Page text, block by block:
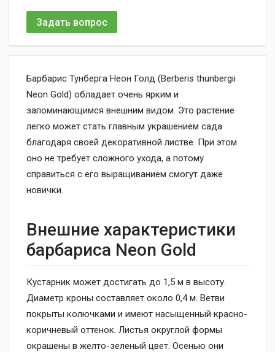
Задать вопрос
Барбарис Тунберга Неон Голд (Berberis thunbergii
Neon Gold) обладает очень ярким и
запоминающимся внешним видом. Это растение
легко может стать главным украшением сада
благодаря своей декоративной листве. При этом
оно не требует сложного ухода, а потому
справиться с его выращиванием смогут даже
новички.
Внешние характеристики
барбариса Neon Gold
Кустарник может достигать до 1,5 м в высоту.
Диаметр кроны составляет около 0,4 м. Ветви
покрыты колючками и имеют насыщенный красно-
коричневый оттенок. Листья округлой формы
окрашены в желто-зеленый цвет. Осенью они